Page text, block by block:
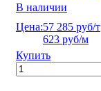
В наличии
Цена:57 285 руб/т
623 руб/м
Купить